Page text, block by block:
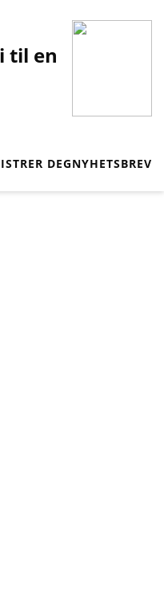
til en
DEGNYHETSBREV